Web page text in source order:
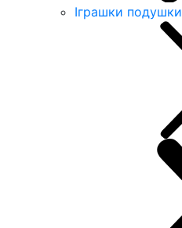
Іграшки подушки